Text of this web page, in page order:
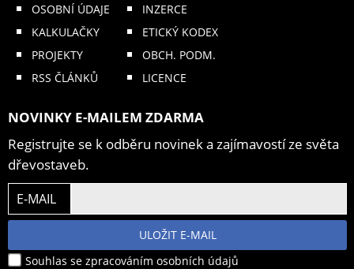
OSOBNÍ ÚDAJE
KALKULAČKY
PROJEKTY
RSS ČLÁNKŮ
INZERCE
ETICKÝ KODEX
OBCH. PODM.
LICENCE
NOVINKY E-MAILEM ZDARMA
Registrujte se k odběru novinek a zajímavostí ze světa
dřevostaveb.
E-MAIL
ULOŽIT E-MAIL
Souhlas se zpracováním osobních údajů